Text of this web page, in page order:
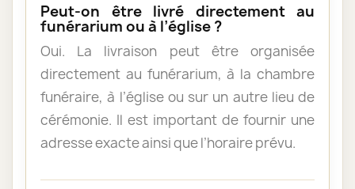
Peut-on être livré directement au
funérarium ou à l’église ?
Oui. La livraison peut être organisée
directement au funérarium, à la chambre
funéraire, à l’église ou sur un autre lieu de
cérémonie. Il est important de fournir une
adresse exacte ainsi que l’horaire prévu.